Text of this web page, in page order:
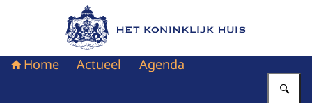
Naar de homepage van Het Koninklijk Huis
Home Actueel Agenda